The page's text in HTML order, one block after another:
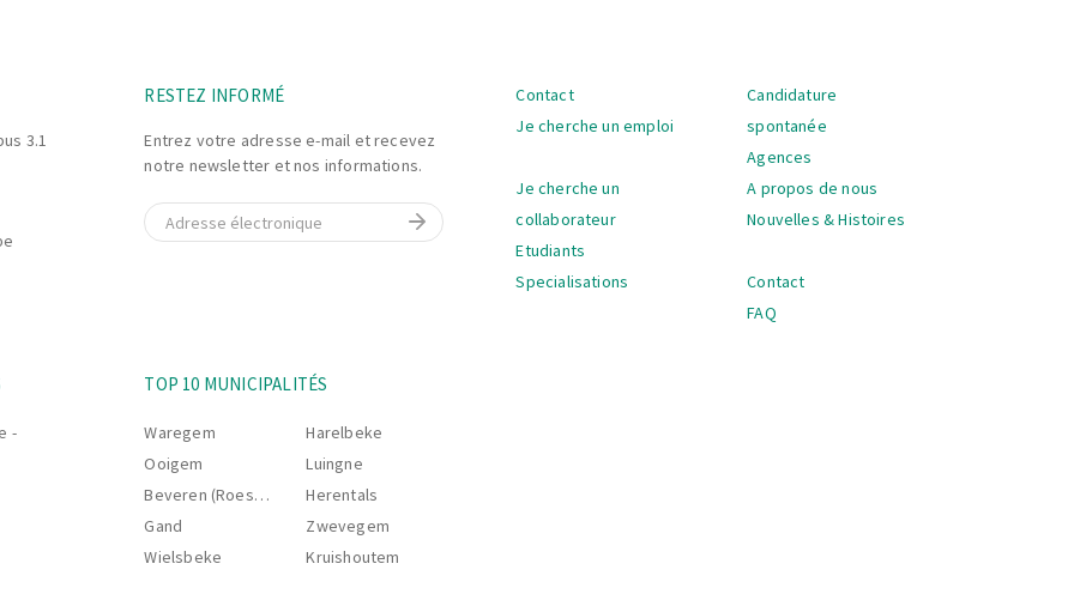
3.1
RESTEZ INFORMÉ
Entrez votre adresse e-mail et recevez
notre newsletter et nos informations.
E-mail
La
Contact
Je cherche un emploi
Je cherche un
collaborateur
Etudiants
Specialisations
Candidature
spontanée
Agences
A propos de nous
Nouvelles & Histoires
Contact
FAQ
-
TOP 10 MUNICIPALITÉS
Waregem
Ooigem
Beveren (Roeselare)
Gand
Wielsbeke
Harelbeke
Luingne
Herentals
Zwevegem
Kruishoutem